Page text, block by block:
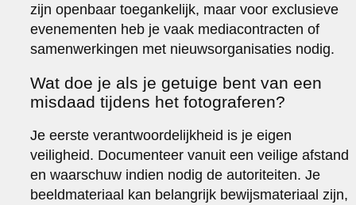
zijn openbaar toegankelijk, maar voor exclusieve
evenementen heb je vaak mediacontracten of
samenwerkingen met nieuwsorganisaties nodig.
Wat doe je als je getuige bent van een
misdaad tijdens het fotograferen?
Je eerste verantwoordelijkheid is je eigen
veiligheid. Documenteer vanuit een veilige afstand
en waarschuw indien nodig de autoriteiten. Je
beeldmateriaal kan belangrijk bewijsmateriaal zijn,